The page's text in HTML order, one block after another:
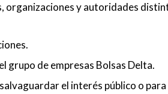
organizaciones y autoridades
grupo de empresas Bolsas Delta.
el interés público o